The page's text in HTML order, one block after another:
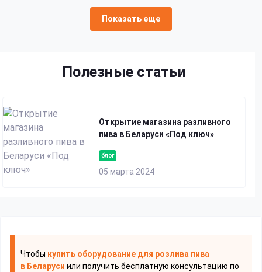
Показать еще
Полезные статьи
блог
05 марта 2024
Открытие магазина разливного
пива в Беларуси «Под ключ»
Чтобы купить оборудование для розлива пива
в Беларуси или получить бесплатную консультацию по